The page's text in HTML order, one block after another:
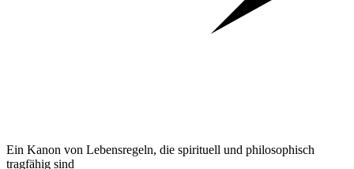
Ein Kanon von Lebensregeln, die spirituell und philosophisch
tragfähig sind